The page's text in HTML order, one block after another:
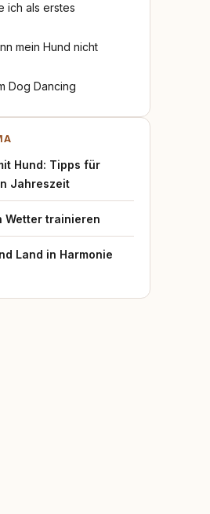
ich als erstes
mein Hund nicht
Dog Dancing
Hund: Tipps für
Jahreszeit
Wetter trainieren
Land in Harmonie